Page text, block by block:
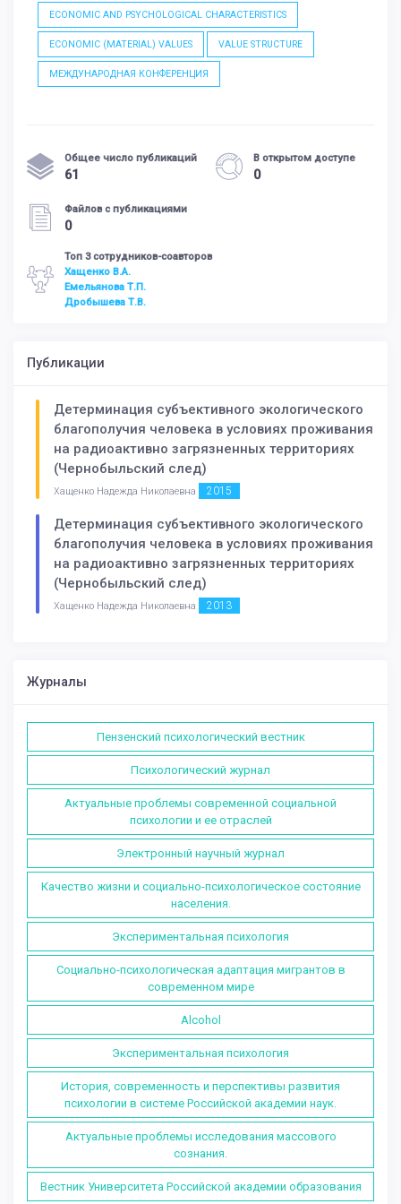
ECONOMIC AND PSYCHOLOGICAL CHARACTERISTICS
ECONOMIC (MATERIAL) VALUES VALUE STRUCTURE
МЕЖДУНАРОДНАЯ КОНФЕРЕНЦИЯ
Общее число публикаций
61
В открытом доступе
0
Файлов с публикациями
0
Топ 3 сотрудников-соавторов
Хащенко В.А.
Емельянова Т.П.
Дробышева Т.В.
Публикации
Детерминация субъективного экологического
благополучия человека в условиях проживания
на радиоактивно загрязненных территориях
(Чернобыльский след)
Хащенко Надежда Николаевна 2015
Детерминация субъективного экологического
благополучия человека в условиях проживания
на радиоактивно загрязненных территориях
(Чернобыльский след)
Хащенко Надежда Николаевна 2013
Журналы
Пензенский психологический вестник
Психологический журнал
Актуальные проблемы современной социальной
психологии и ее отраслей
Электронный научный журнал
Качество жизни и социально-психологическое состояние
населения.
Экспериментальная психология
Социально-психологическая адаптация мигрантов в
современном мире
Alcohol
Экспериментальная психология
История, современность и перспективы развития
психологии в системе Российской академии наук.
Актуальные проблемы исследования массового
сознания.
Вестник Университета Российской академии образования